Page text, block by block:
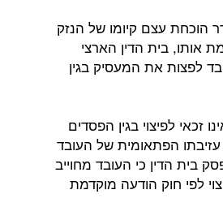
הוכחת עצם קיומו של הנזק
אותו, בית הדין הארצי
לפצות את המעסיק בגין
זכאי לפיצוי בגין הפסדים
הפתאומית של העובד
בית הדין כי העובד מחוייב
לפי חוק הודעה מוקדמת